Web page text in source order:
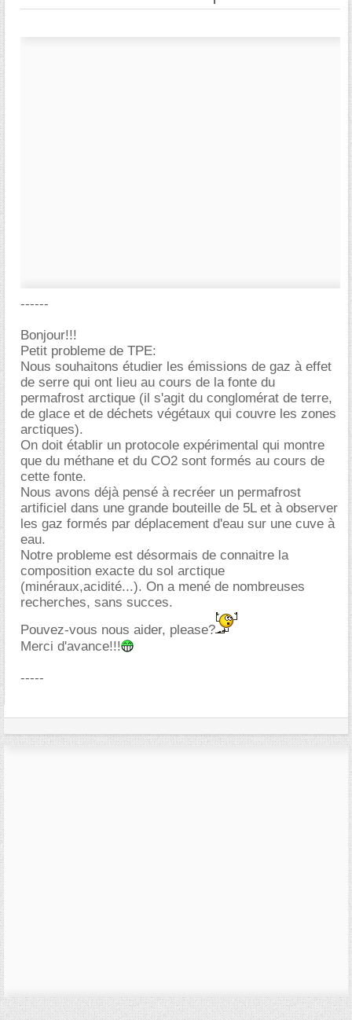
------
Bonjour!!!
Petit probleme de TPE:
Nous souhaitons étudier les émissions de gaz à effet
de serre qui ont lieu au cours de la fonte du
permafrost arctique (il s'agit du conglomérat de terre,
de glace et de déchets végétaux qui couvre les zones
arctiques).
On doit établir un protocole expérimental qui montre
que du méthane et du CO2 sont formés au cours de
cette fonte.
Nous avons déjà pensé à recréer un permafrost
artificiel dans une grande bouteille de 5L et à observer
les gaz formés par déplacement d'eau sur une cuve à
eau.
Notre probleme est désormais de connaitre la
composition exacte du sol arctique
(minéraux,acidité...). On a mené de nombreuses
recherches, sans succes.
Pouvez-vous nous aider, please?
Merci d'avance!!!
-----